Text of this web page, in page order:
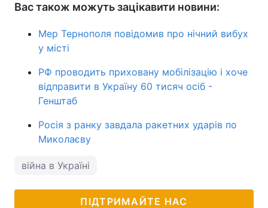
Вас також можуть зацікавити новини:
Мер Тернополя повідомив про нічний вибух
у місті
РФ проводить приховану мобілізацію і хоче
відправити в Україну 60 тисяч осіб -
Генштаб
Росія з ранку завдала ракетних ударів по
Миколаєву
війна в Україні
ПІДТРИМАЙТЕ НАС